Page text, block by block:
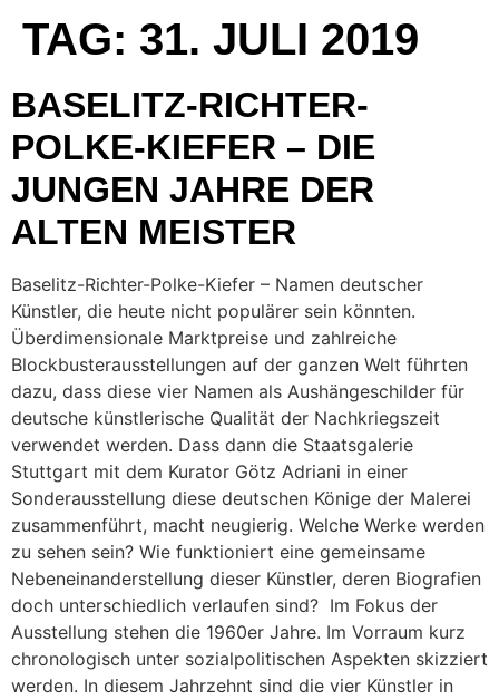
TAG: 31. JULI 2019
BASELITZ-RICHTER-
POLKE-KIEFER – DIE
JUNGEN JAHRE DER
ALTEN MEISTER
Baselitz-Richter-Polke-Kiefer – Namen deutscher
Künstler, die heute nicht populärer sein könnten.
Überdimensionale Marktpreise und zahlreiche
Blockbusterausstellungen auf der ganzen Welt führten
dazu, dass diese vier Namen als Aushängeschilder für
deutsche künstlerische Qualität der Nachkriegszeit
verwendet werden. Dass dann die Staatsgalerie
Stuttgart mit dem Kurator Götz Adriani in einer
Sonderausstellung diese deutschen Könige der Malerei
zusammenführt, macht neugierig. Welche Werke werden
zu sehen sein? Wie funktioniert eine gemeinsame
Nebeneinanderstellung dieser Künstler, deren Biografien
doch unterschiedlich verlaufen sind? Im Fokus der
Ausstellung stehen die 1960er Jahre. Im Vorraum kurz
chronologisch unter sozialpolitischen Aspekten skizziert
werden. In diesem Jahrzehnt sind die vier Künstler in